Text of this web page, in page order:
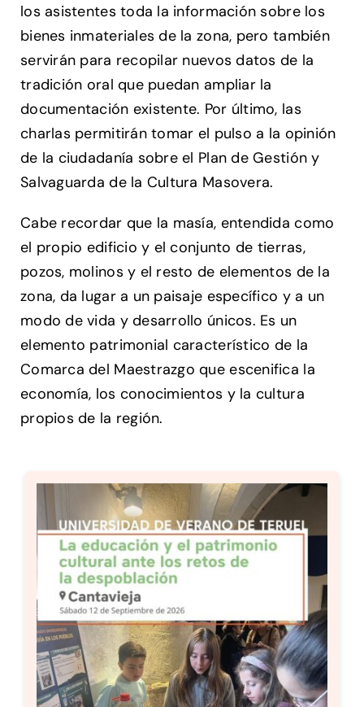
los asistentes toda la información sobre los
bienes inmateriales de la zona, pero también
servirán para recopilar nuevos datos de la
tradición oral que puedan ampliar la
documentación existente. Por último, las
charlas permitirán tomar el pulso a la opinión
de la ciudadanía sobre el Plan de Gestión y
Salvaguarda de la Cultura Masovera.
Cabe recordar que la masía, entendida como
el propio edificio y el conjunto de tierras,
pozos, molinos y el resto de elementos de la
zona, da lugar a un paisaje específico y a un
modo de vida y desarrollo únicos. Es un
elemento patrimonial característico de la
Comarca del Maestrazgo que escenifica la
economía, los conocimientos y la cultura
propios de la región.